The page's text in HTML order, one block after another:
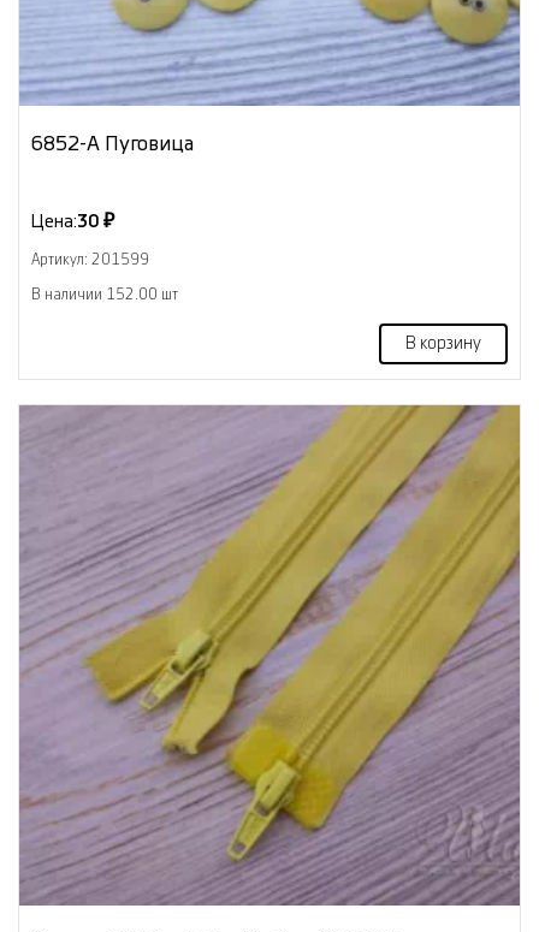
6852-А Пуговица
Цена:30 ₽
Артикул: 201599
В наличии 152.00 шт
В корзину